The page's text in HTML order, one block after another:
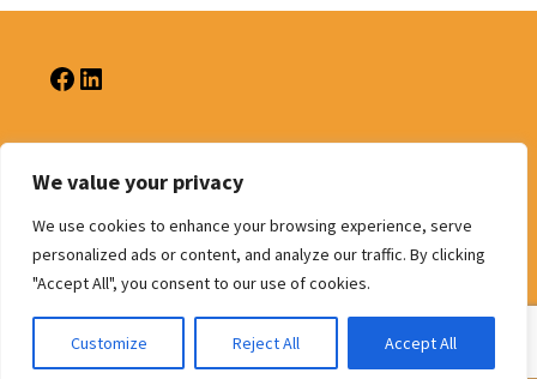
We value your privacy
We use cookies to enhance your browsing experience, serve
personalized ads or content, and analyze our traffic. By clicking
"Accept All", you consent to our use of cookies.
Customize Reject All Accept All
Fièrement propulsé par WordPress